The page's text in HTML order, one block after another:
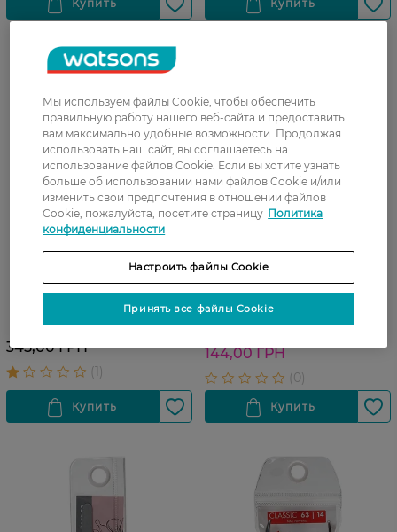
Ножницы для кутикулы
матовые Staleks
Beauty&Care 10/1 1 шт
345,00 ГРН
27 07 - 23 08
Пинцет для бровей Staleks 1
шт
144,00 ГРН
Мы используем файлы Cookie, чтобы обеспечить
правильную работу нашего веб-сайта и предоставить
вам максимально удобные возможности. Продолжая
использовать наш сайт, вы соглашаетесь на
использование файлов Cookie. Если вы хотите узнать
больше об использовании нами файлов Cookie и/или
изменить свои предпочтения в отношении файлов
Cookie, пожалуйста, посетите страницу Политика
конфиденциальности
Настроить файлы Cookie
Принять все файлы Cookie